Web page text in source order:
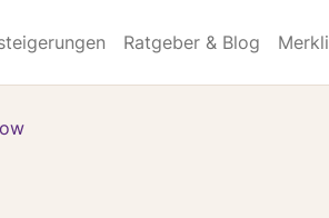
Ratgeber & Blog